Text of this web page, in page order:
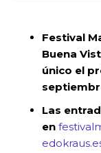
Festival
Buena
único el
Las
en